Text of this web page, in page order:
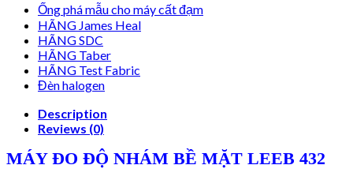
Ống phá mẫu cho máy cất đạm
HÃNG James Heal
HÃNG SDC
HÃNG Taber
HÃNG Test Fabric
Đèn halogen
Description
Reviews (0)
MÁY ĐO ĐỘ NHÁM BỀ MẶT LEEB 432